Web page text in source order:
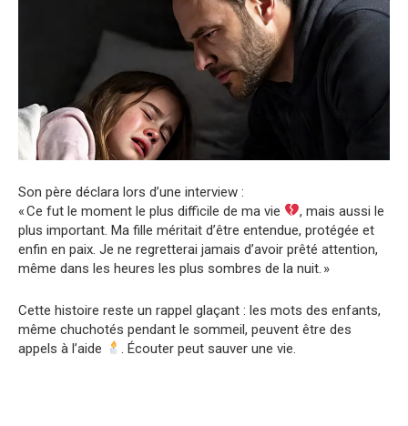
Son père déclara lors d’une interview :
« Ce fut le moment le plus difficile de ma vie
, mais aussi le
plus important. Ma fille méritait d’être entendue, protégée et
enfin en paix. Je ne regretterai jamais d’avoir prêté attention,
même dans les heures les plus sombres de la nuit. »
Cette histoire reste un rappel glaçant : les mots des enfants,
même chuchotés pendant le sommeil, peuvent être des
appels à l’aide
. Écouter peut sauver une vie.